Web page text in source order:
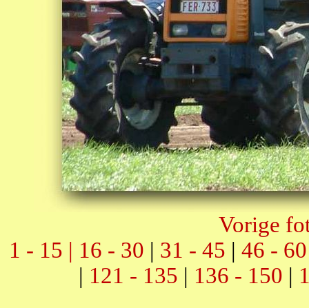
Vorige
1 - 15 | 16 - 30 | 31 - 45 | 46 - 60
| 121 - 135 | 136 - 150 |